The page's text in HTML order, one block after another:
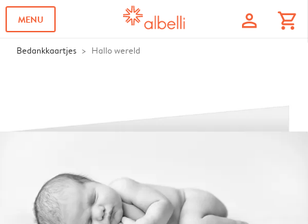
MENU profile shopping_cart
Bedankkaartjes Hallo wereld